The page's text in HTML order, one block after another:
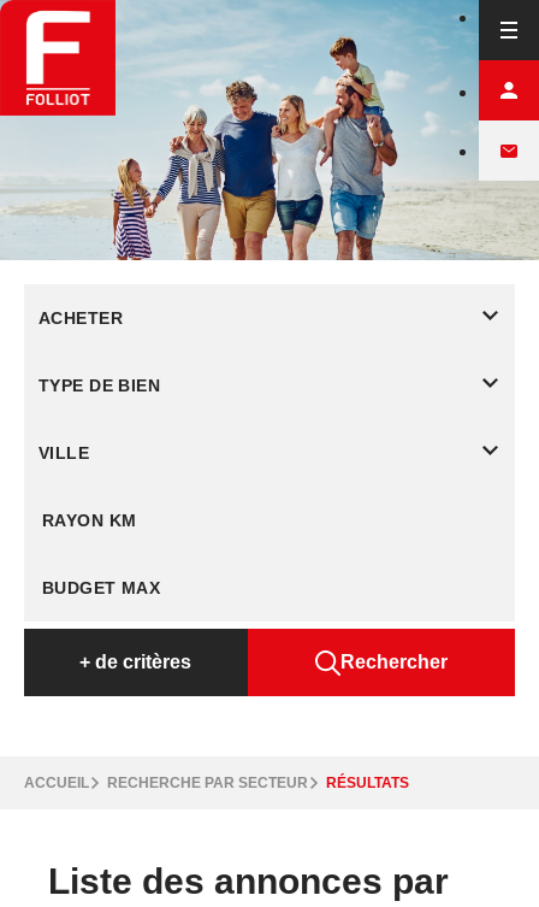
ACHETER
TYPE DE BIEN
VILLE
RAYON KM
+ de critères Rechercher
ACCUEIL RECHERCHE PAR SECTEUR RÉSULTATS
Liste des annonces par